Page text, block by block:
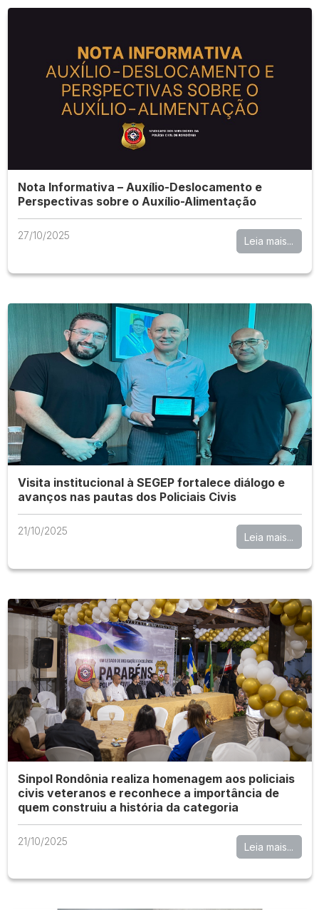
Nota Informativa – Auxílio-Deslocamento e
Perspectivas sobre o Auxílio-Alimentação
27/10/2025 Leia mais...
Visita institucional à SEGEP fortalece diálogo e
avanços nas pautas dos Policiais Civis
21/10/2025 Leia mais...
Sinpol Rondônia realiza homenagem aos policiais
civis veteranos e reconhece a importância de
quem construiu a história da categoria
21/10/2025 Leia mais...